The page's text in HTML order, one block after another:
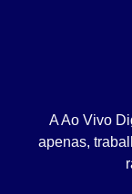
A Ao Vivo
apenas,